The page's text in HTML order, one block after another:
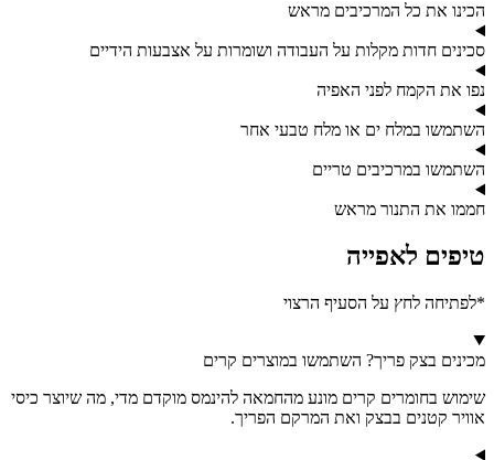
הכינו את כל המרכיבים מראש
סכינים חדות מקלות על העבודה ושומרות על אצבעות הידיים
נפו את הקמח לפני האפיה
השתמשו במלח ים או מלח טבעי אחר
השתמשו במרכיבים טריים
חממו את התנור מראש
טיפים לאפייה
*לפתיחה לחץ על הסעיף הרצוי
מכינים בצק פריך? השתמשו במוצרים קרים
שימוש בחומרים קרים מונע מהחמאה להינמס מוקדם מדי, מה שיוצר כיסי
אוויר קטנים בבצק ואת המרקם הפריך.